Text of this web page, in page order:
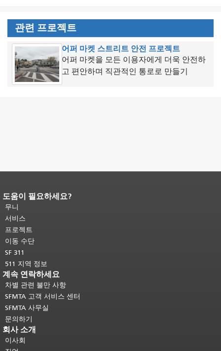
관련 프로젝트
어퍼 마켓 스트리트 안전 프로젝트
어퍼 마켓을 모든 이용자에게 더욱 안전하
고 편안하며 직관적인 통로로 만들기
페이지 내용 끝입니다.이 페이지의 나
머지 내용은 모든 페이지에 반복됩니
다.메인 콘텐츠 상단으로 돌아가려면
여기를 클릭하십시오
도움이 필요하세요?
무니
서비스
프로젝트
이동 수단
SF 311
511 지역 정보
계속 연락하세요
차별 관련 불만 사항
SFMTA 고객 서비스 센터
SFMTA 사무실
문의하기
회사 소개
이사회